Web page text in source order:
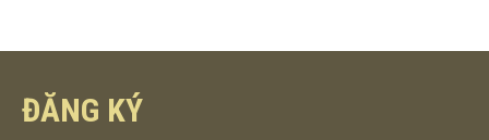
ĐĂNG KÝ